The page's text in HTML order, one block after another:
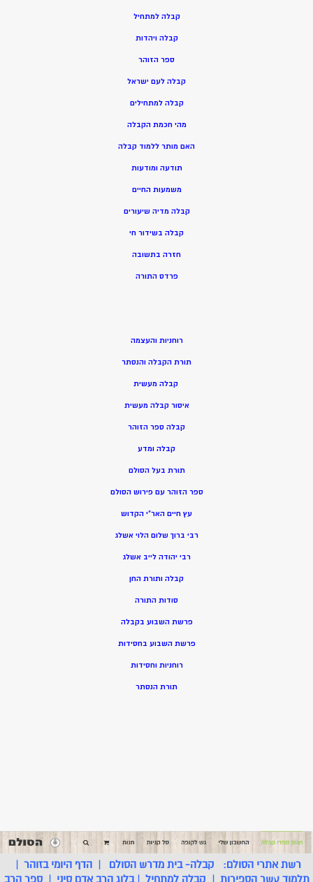
קבלה למתחיל
קבלה ויהדות
ספר הזוהר
קבלה לעם ישראל
קבלה למתחילים
מהי חכמת הקבלה
האם מותר ללמוד קבלה
תודעה ומודעות
משמעות החיים
קבלה מדיה שיעורים
קבלה בשידור חי
חזרה בתשובה
פרדס התורה
רוחניות והעצמה
תורת הקבלה והנסתר
קבלה מעשית
איסור קבלה מעשית
קבלה ספר הזוהר
קבלה ומדע
תורת בעל הסולם
ספר הזוהר עם פירוש הסולם
עץ חיים האר”י הקדוש
רבי ברוך שלום הלוי אשלג
רבי יהודה לייב אשלג
קבלה ותורת החן
סודות התורה
פרשת השבוע בקבלה
פרשת השבוע בחסידות
רוחניות וחסידות
תורת הנסתר
רשת אתרי הסולם: קבלה- בית מדרש הסולם |הדף היומי בזוהר